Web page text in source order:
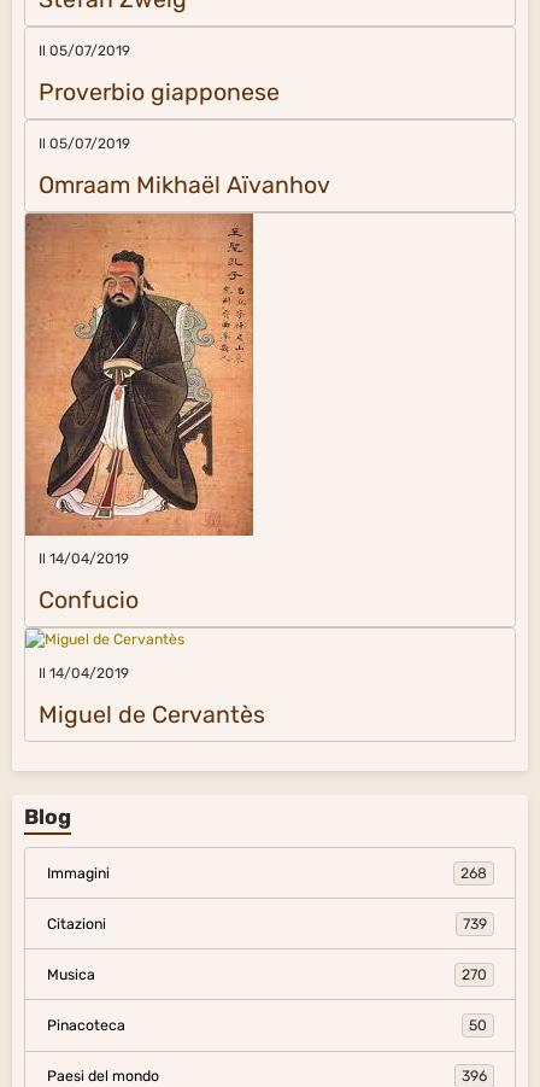
Il 05/07/2019
Proverbio giapponese
Il 05/07/2019
Omraam Mikhaël Aïvanhov
Il 14/04/2019
Confucio
Il 14/04/2019
Miguel de Cervantès
Blog
Immagini 268
Citazioni 739
Musica 270
Pinacoteca 50
Paesi del mondo 396